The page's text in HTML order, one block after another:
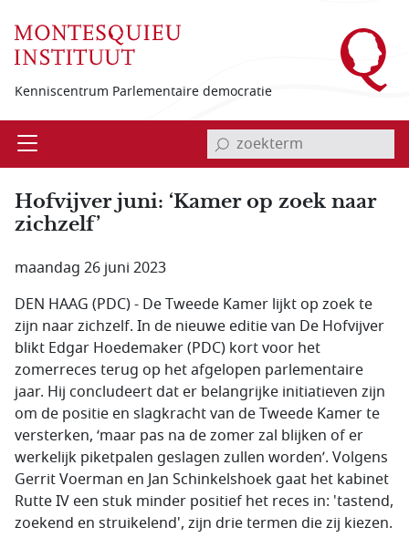
Kenniscentrum Parlementaire democratie
Open invoerveld zoekterm
Hofvijver juni: ‘Kamer op zoek naar
zichzelf’
maandag 26 juni 2023
DEN HAAG (PDC) - De Tweede Kamer lijkt op zoek te
zijn naar zichzelf. In de nieuwe editie van De Hofvijver
blikt Edgar Hoedemaker (PDC) kort voor het
zomerreces terug op het afgelopen parlementaire
jaar. Hij concludeert dat er belangrijke initiatieven zijn
om de positie en slagkracht van de Tweede Kamer te
versterken, ‘maar pas na de zomer zal blijken of er
werkelijk piketpalen geslagen zullen worden’. Volgens
Gerrit Voerman en Jan Schinkelshoek gaat het kabinet
Rutte IV een stuk minder positief het reces in: 'tastend,
zoekend en struikelend', zijn drie termen die zij kiezen.